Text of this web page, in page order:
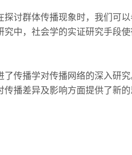
讨群体传播现象时，我们可以
中，社会学的实证研究手段
传播学对传播网络的深入研究
播差异及影响方面提供了新的